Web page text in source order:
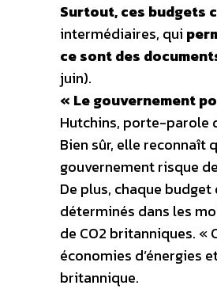
Surtout, ces budgets
intermédiaires, qui
ce sont des
juin).
« Le gouvernement
Hutchins, porte-parole
Bien sûr, elle reconnaît
gouvernement risque
De plus, chaque
déterminés dans les
de CO2 britanniques.
économies d’énergies
britannique.